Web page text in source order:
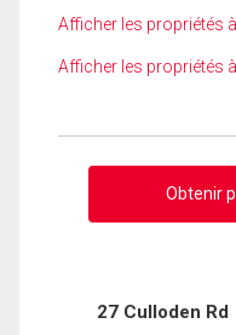
Afficher les propriétés
Afficher les propriétés
Obtenir
27 Culloden Rd